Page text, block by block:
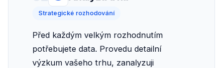
Strategické rozhodování
Před každým velkým rozhodnutím
potřebujete data. Provedu detailní
výzkum vašeho trhu, zanalyzuji